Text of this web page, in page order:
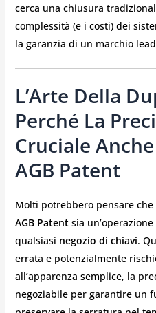
cerca una chiusura
complessità (e i costi) dei
la garanzia di un marchio
L’Arte Della
Perché La
Cruciale
AGB Patent
Molti potrebbero pensare
AGB Patentsia
qualsiasi negozio di chiavi.
errata e potenzialmente
all’apparenza semplice, la
negoziabile per garantire un